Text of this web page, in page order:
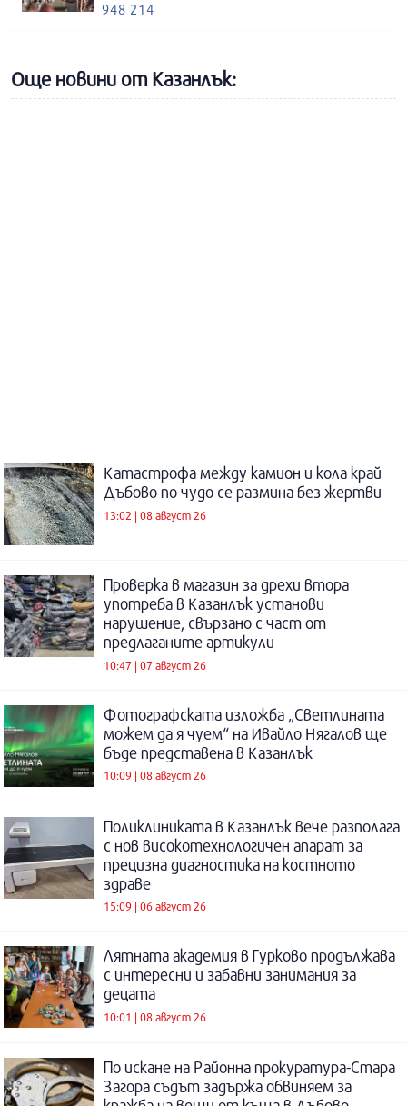
948 214
Още новини от Казанлък:
Катастрофа между камион и кола край
Дъбово по чудо се размина без жертви
13:02 | 08 август 26
Проверка в магазин за дрехи втора
употреба в Казанлък установи
нарушение, свързано с част от
предлаганите артикули
10:47 | 07 август 26
Фотографската изложба „Светлината
можем да я чуем“ на Ивайло Нягалов ще
бъде представена в Казанлък
10:09 | 08 август 26
Поликлиниката в Казанлък вече разполага
с нов високотехнологичен апарат за
прецизна диагностика на костното
здраве
15:09 | 06 август 26
Лятната академия в Гурково продължава
с интересни и забавни занимания за
децата
10:01 | 08 август 26
По искане на Районна прокуратура-Стара
Загора съдът задържа обвиняем за